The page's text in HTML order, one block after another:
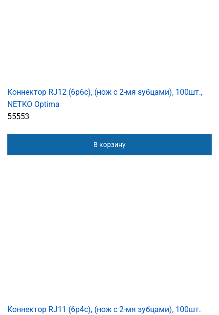
Коннектор RJ12 (6p6c), (нож с 2-мя зубцами), 100шт.,
NETKO Optima
55553
В корзину
Коннектор RJ11 (6p4c), (нож с 2-мя зубцами), 100шт.